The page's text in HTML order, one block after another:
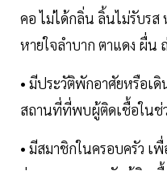
คอ ไม่ได้กลิ่น ลิ้นไม่รับรส
หายใจลำบาก ตาแดง ผื่น
• มีประวัติพักอาศัยหรือเ
สถานที่ที่พบผู้ติดเชื้อในช่
• มีสมาชิกในครอบครัว เ